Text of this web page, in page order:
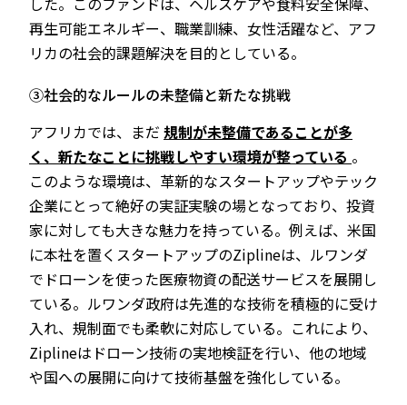
再生可能エネルギー、職業訓練、女性活躍など、アフ
リカの社会的課題解決を目的としている。
③社会的なルールの未整備と新たな挑戦
アフリカでは、まだ 規制が未整備であることが多
く、新たなことに挑戦しやすい環境が整っている 。
このような環境は、革新的なスタートアップやテック
企業にとって絶好の実証実験の場となっており、投資
家に対しても大きな魅力を持っている。例えば、米国
に本社を置くスタートアップのZiplineは、ルワンダ
でドローンを使った医療物資の配送サービスを展開し
ている。ルワンダ政府は先進的な技術を積極的に受け
入れ、規制面でも柔軟に対応している。これにより、
Ziplineはドローン技術の実地検証を行い、他の地域
や国への展開に向けて技術基盤を強化している。